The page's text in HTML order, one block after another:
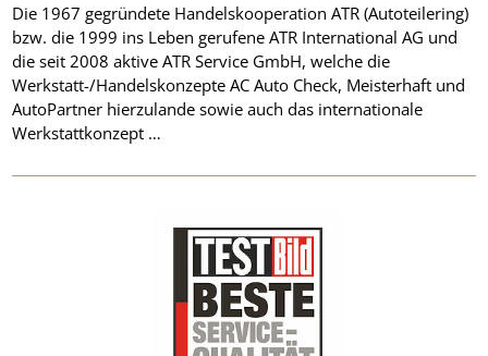
Die 1967 gegründete Handelskooperation ATR (Autoteilering)
bzw. die 1999 ins Leben gerufene ATR International AG und
die seit 2008 aktive ATR Service GmbH, welche die
Werkstatt-/Handelskonzepte AC Auto Check, Meisterhaft und
AutoPartner hierzulande sowie auch das internationale
Werkstattkonzept …